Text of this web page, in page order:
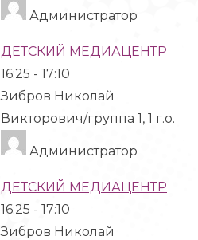
Администратор
ДЕТСКИЙ МЕДИАЦЕНТР
16:25 - 17:10
Зибров Николай
Викторович/группа 1, 1 г.о.
Администратор
ДЕТСКИЙ МЕДИАЦЕНТР
16:25 - 17:10
Зибров Николай